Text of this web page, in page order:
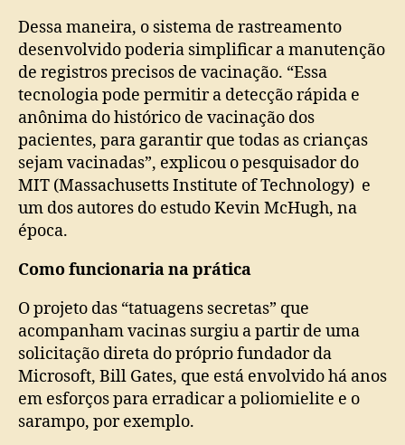
Dessa maneira, o sistema de rastreamento
desenvolvido poderia simplificar a manutenção
de registros precisos de vacinação. “Essa
tecnologia pode permitir a detecção rápida e
anônima do histórico de vacinação dos
pacientes, para garantir que todas as crianças
sejam vacinadas”, explicou o pesquisador do
MIT (Massachusetts Institute of Technology) e
um dos autores do estudo Kevin McHugh, na
época.
Como funcionaria na prática
O projeto das “tatuagens secretas” que
acompanham vacinas surgiu a partir de uma
solicitação direta do próprio fundador da
Microsoft, Bill Gates, que está envolvido há anos
em esforços para erradicar a poliomielite e o
sarampo, por exemplo.